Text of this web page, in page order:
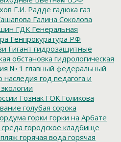
Г.И. Радде гадюка газ
Галина Соколова
ГДК Генеральная
Генпрокуратура РФ
Гигант гидрозащитные
обстановка гидрологическая
№ 1 главный федеральный
наследия год педагога и
Гознак ГОК Голикова
голубая сорока
горки горки на Арбате
городское кладбище
горячая вода горячая